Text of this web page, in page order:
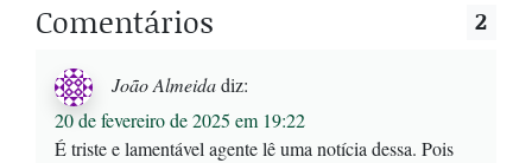
Comentários 2
João Almeidadiz:
20 de fevereiro de 2025 em 19:22
É triste e lamentável agente lê uma notícia dessa. Pois